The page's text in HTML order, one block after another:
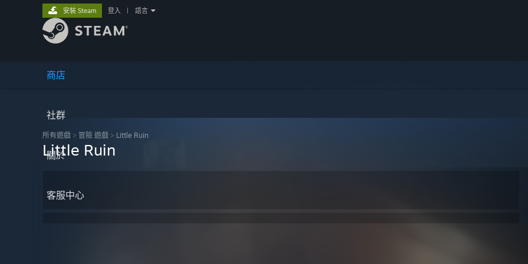
商店
社群
關於
客服中心
安裝 Steam 登入 語言
所有遊戲 > 冒險 遊戲 > Little Ruin
Little Ruin